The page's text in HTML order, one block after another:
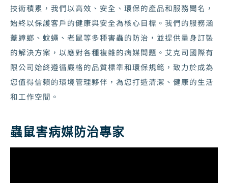
技術積累，我們以高效、安全、環保的產品和服務聞名，
始終以保護客戶的健康與安全為核心目標。我們的服務涵
蓋蟑螂、蚊蠅、老鼠等多種害蟲的防治，並提供量身訂製
的解決方案，以應對各種複雜的病媒問題。艾克司國際有
限公司始終遵循嚴格的品質標準和環保規範，致力於成為
您值得信賴的環境管理夥伴，為您打造清潔、健康的生活
和工作空間。
蟲鼠害病媒防治專家